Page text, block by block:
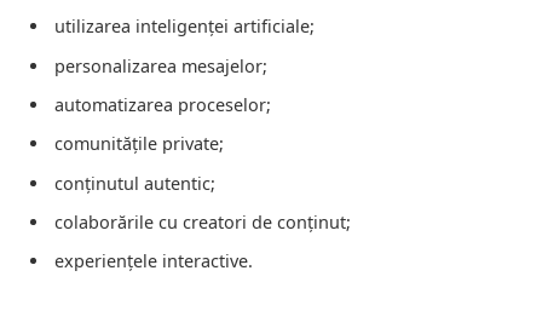
utilizarea inteligenței artificiale;
personalizarea mesajelor;
automatizarea proceselor;
comunitățile private;
conținutul autentic;
colaborările cu creatori de conținut;
experiențele interactive.